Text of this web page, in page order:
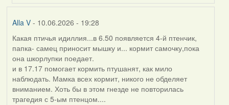
Harrier
Alla V- 10.06.2026 - 19:28
Какая птичья идиллия...в 6.50 появляется 4-й птенчик,
папка- самец приносит мышку и... кормит самочку,пока
она шкорлупки поедает.
и в 17.17 помогает кормить птушанят, как мило
наблюдать. Мамка всех кормит, никого не обделяет
вниманием. Хоть бы в этом гнезде не повторилась
трагедия с 5-ым птенцом....